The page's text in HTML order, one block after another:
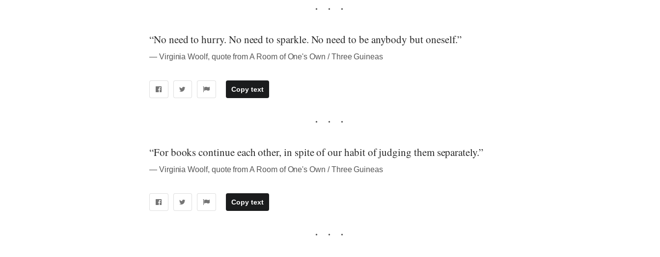
“No need to hurry. No need to sparkle. No need to be anybody but oneself.”
― Virginia Woolf, quote from A Room of One's Own / Three Guineas
Copy text
“For books continue each other, in spite of our habit of judging them separately.”
― Virginia Woolf, quote from A Room of One's Own / Three Guineas
Copy text